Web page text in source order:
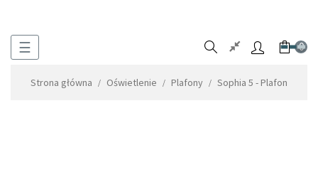
Toggle
☰ 0
Strona główna Oświetlenie Plafony Sophia 5 - Plafon